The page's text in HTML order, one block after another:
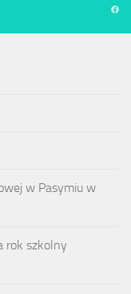
w Pasymiu w
rok szkolny